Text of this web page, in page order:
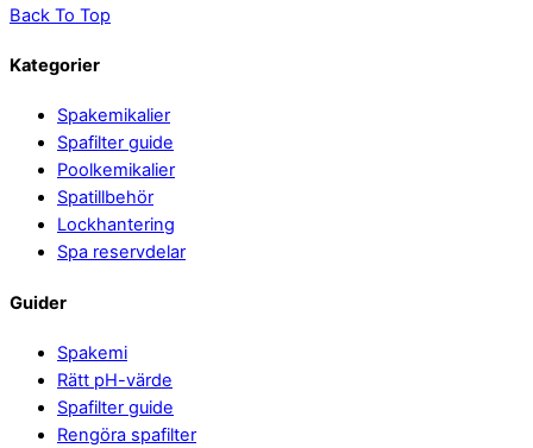
Back To Top
Kategorier
Spakemikalier
Spafilter guide
Poolkemikalier
Spatillbehör
Lockhantering
Spa reservdelar
Guider
Spakemi
Rätt pH-värde
Spafilter guide
Rengöra spafilter